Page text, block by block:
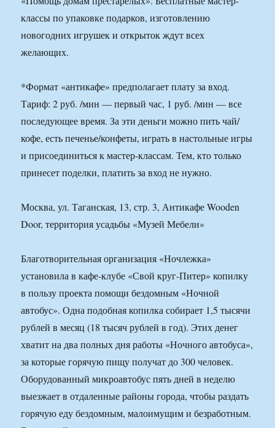
классы по упаковке подарков, изготовлению
новогодних игрушек и открыток ждут всех
желающих.
*Формат «антикафе» предполагает плату за вход.
Тариф: 2 руб. /мин — первый час, 1 руб. /мин — все
последующее время. За эти деньги можно пить чай/
кофе, есть печенье/конфеты, играть в настольные игры
и присоединиться к мастер-классам. Тем, кто только
принесет поделки, платить за вход не нужно.
Москва, ул. Таганская, 13, стр. 3, Антикафе Wooden
Door, территория усадьбы «Музей Мебели»
Благотворительная организация «Ночлежка»
установила в кафе-клубе «Свой круг-Питер» копилку
в пользу проекта помощи бездомным «Ночной
автобус». Одна подобная копилка собирает 1,5 тысячи
рублей в месяц (18 тысяч рублей в год). Этих денег
хватит на два полных дня работы «Ночного автобуса»,
за которые горячую пищу получат до 300 человек.
Оборудованный микроавтобус пять дней в неделю
выезжает в отдаленные районы города, чтобы раздать
горячую еду бездомным, малоимущим и безработным.